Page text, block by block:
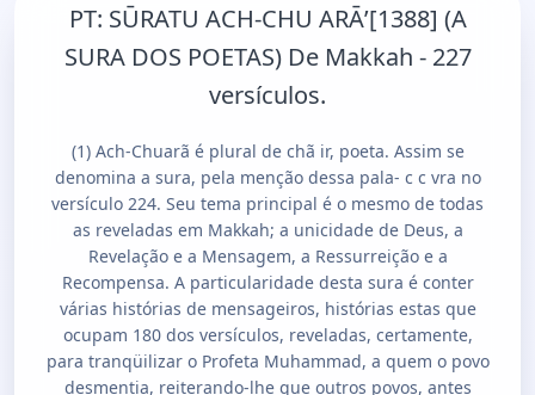
PT: SŪRATU ACH-CHU ARĀʼ[1388] (A
SURA DOS POETAS) De Makkah - 227
versículos.
(1) Ach-Chuarã é plural de chã ir, poeta. Assim se
denomina a sura, pela menção dessa pala- c c vra no
versículo 224. Seu tema principal é o mesmo de todas
as reveladas em Makkah; a unicidade de Deus, a
Revelação e a Mensagem, a Ressurreição e a
Recompensa. A particularidade desta sura é conter
várias histórias de mensageiros, histórias estas que
ocupam 180 dos versículos, reveladas, certamente,
para tranqüilizar o Profeta Muhammad, a quem o povo
desmentia, reiterando-lhe que outros povos, antes